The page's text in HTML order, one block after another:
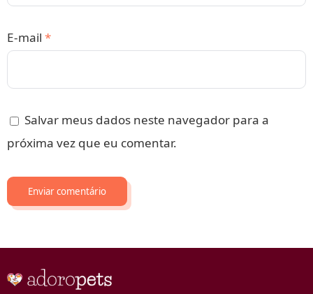
E-mail *
Salvar meus dados neste navegador para a
próxima vez que eu comentar.